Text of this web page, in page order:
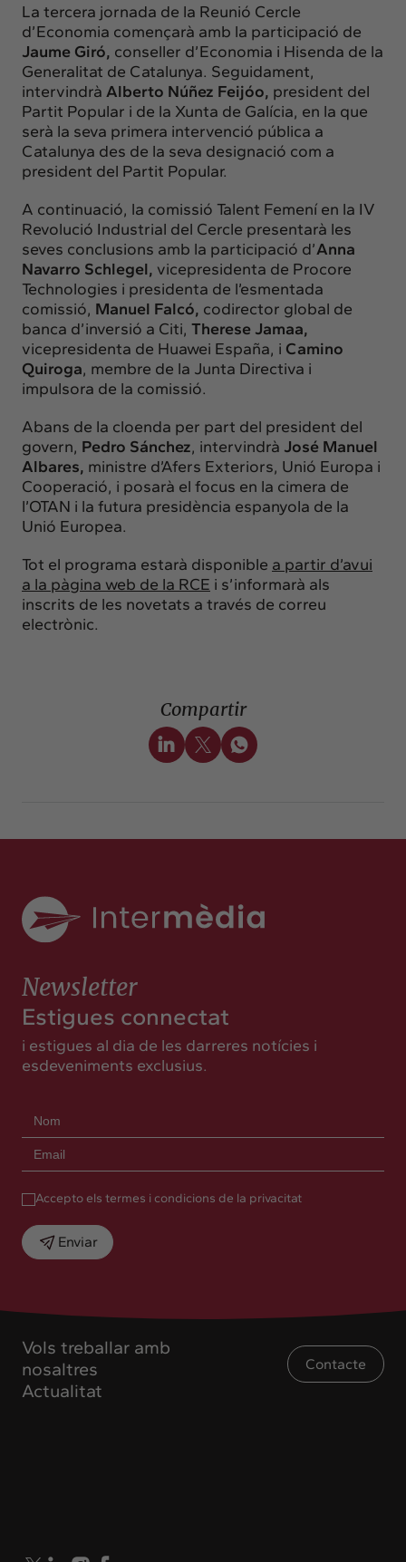
La tercera jornada de la Reunió Cercle
d’Economia començarà amb la participació de
Jaume Giró, conseller d’Economia i Hisenda de la
Generalitat de Catalunya. Seguidament,
intervindrà Alberto Núñez Feijóo, president del
Partit Popular i de la Xunta de Galícia, en la que
serà la seva primera intervenció pública a
Catalunya des de la seva designació com a
president del Partit Popular.
A continuació, la comissió Talent Femení en la IV
Revolució Industrial del Cercle presentarà les
seves conclusions amb la participació d’Anna
Navarro Schlegel, vicepresidenta de Procore
Technologies i presidenta de l’esmentada
comissió, Manuel Falcó, codirector global de
banca d’inversió a Citi, Therese Jamaa,
vicepresidenta de Huawei España, i Camino
Quiroga, membre de la Junta Directiva i
impulsora de la comissió.
Abans de la cloenda per part del president del
govern, Pedro Sánchez, intervindrà José Manuel
Albares, ministre d’Afers Exteriors, Unió Europa i
Cooperació, i posarà el focus en la cimera de
l’OTAN i la futura presidència espanyola de la
Unió Europea.
Tot el programa estarà disponible a partir d’avui
a la pàgina web de la RCE i s’informarà als
inscrits de les novetats a través de correu
electrònic.
Compartir
Vols treballar amb
nosaltres
Actualitat
Contacte
Newsletter
Estigues connectat
i estigues al dia de les darreres notícies i
esdeveniments exclusius.
Accepto els termes i condicions de la privacitat
Enviar